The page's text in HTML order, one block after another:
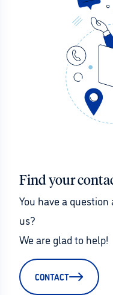
Find your
You have a
us?
We are glad to help!
CONTACT